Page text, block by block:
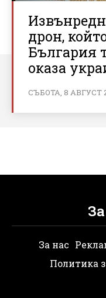
дрон,
България
оказа
СЪБОТА, 8 АВГУСТ
За нас
Политика